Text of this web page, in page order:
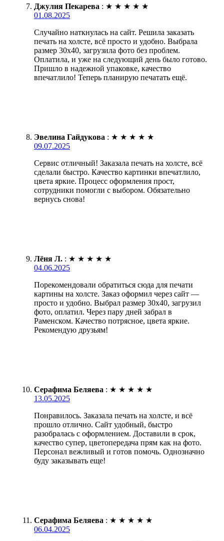
Джулия Пекарева : ★ ★ ★ ★ ★
01.08.2025
Случайно наткнулась на сайт. Решила заказать
печать на холсте, всё просто и удобно. Выбрала
размер 30х40, загрузила фото без проблем.
Оплатила, и уже на следующий день было готово.
Пришло в надежной упаковке, качество
впечатлило! Теперь планирую печатать ещё.
Эвелина Гайдукова : ★ ★ ★ ★ ★
09.07.2025
Сервис отличный! Заказала печать на холсте, всё
сделали быстро. Качество картинки впечатлило,
цвета яркие. Процесс оформления прост,
сотрудники помогли с выбором. Обязательно
вернусь снова!
Лёня Л. : ★ ★ ★ ★ ★
04.06.2025
Порекомендовали обратиться сюда для печати
картины на холсте. Заказ оформил через сайт —
просто и удобно. Выбрал размер 30х40, загрузил
фото, оплатил. Через пару дней забрал в
Раменском. Качество потрясное, цвета яркие.
Рекомендую друзьям!
Серафима Беляева : ★ ★ ★ ★ ★
13.05.2025
Понравилось. Заказала печать на холсте, и всё
прошло отлично. Сайт удобный, быстро
разобралась с оформлением. Доставили в срок,
качество супер, цветопередача прям как на фото.
Персонал вежливый и готов помочь. Однозначно
буду заказывать еще!
Серафима Беляева : ★ ★ ★ ★ ★
06.04.2025